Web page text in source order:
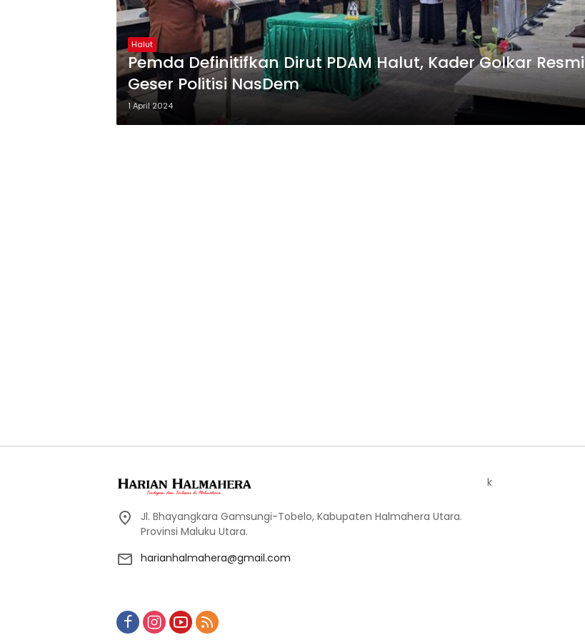
Halut
Pemda Definitifkan Dirut PDAM Halut, Kader Golkar Resmi
Geser Politisi NasDem
1 April 2024
Jl. Bhayangkara Gamsungi-Tobelo, Kabupaten Halmahera Utara.
Provinsi Maluku Utara.
harianhalmahera@gmail.com
k